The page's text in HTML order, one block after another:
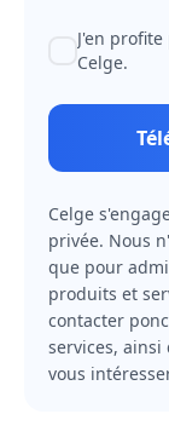
J'en
Celge.
Celge
privée. Nous
que pour
produits et
contacter
services,
vous